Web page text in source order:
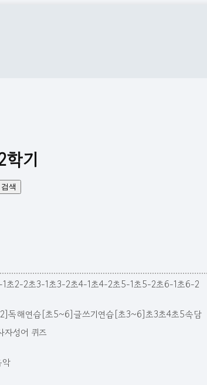
기
검색
초2-2초3-1초3-2초4-1초4-2초5-1초5-2초6-1초6-2
독해연습[초5~6]글쓰기연습[초3~6]초3초4초5속담
자성어 퀴즈
악